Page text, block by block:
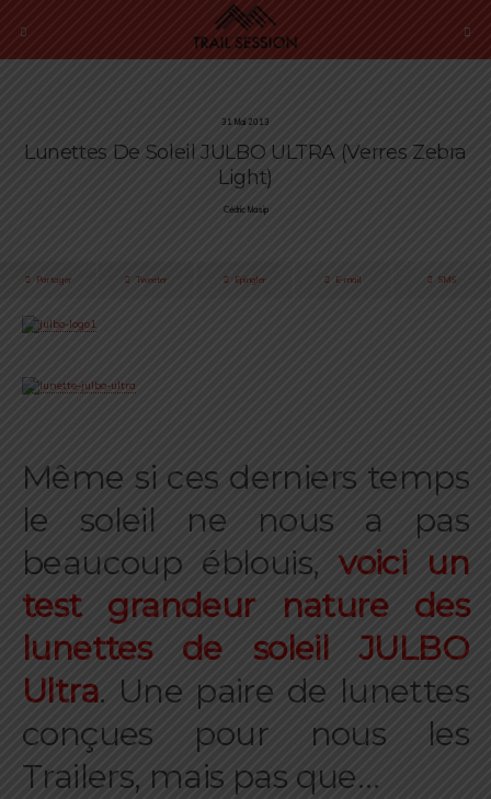
31 Mai 2013
Lunettes De Soleil JULBO ULTRA (verres Zebra
Light)
Cédric Masip
Partager Tweeter Épingler E-mail SMS
Même si ces derniers temps
le soleil ne nous a pas
beaucoup éblouis,voici un
test grandeur nature des
lunettes de soleil JULBO
Ultra. Une paire de lunettes
conçues pour nous les
Trailers, mais pas que…